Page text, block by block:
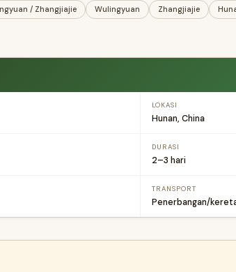
/ Zhangjiajie Wulingyuan Zhangjiajie
LOKASI
Hunan, China
DURASI
2–3 hari
TRANSPORT
Penerbangan/